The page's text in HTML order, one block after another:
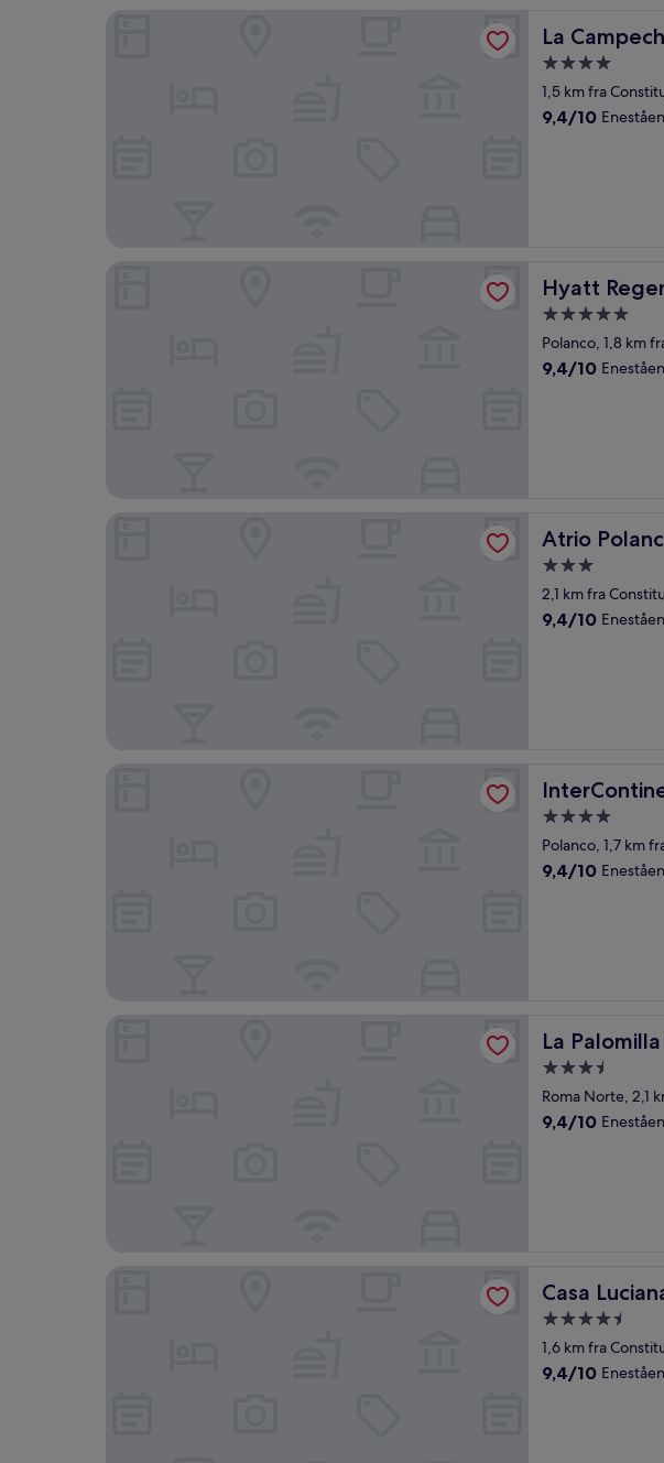
La
La
4.0-
stjernet
1,5 km fra
9.4
9,4/10
Hyatt
Hyatt
5.0-
stjernet
Polanco, 1,8 km
9.4
9,4/10
Atrio
Atrio Polanco
3.0-
stjernet
2,1 km fra
9.4
9,4/10
4.0-
stjernet
Polanco, 1,7 km
9.4
9,4/10
La
La Palomilla
3.5-
stjernet
Roma Norte, 2,1
9.4
9,4/10
Casa
Casa Luciana
4.5-
stjernet
1,6 km fra
9.4
9,4/10